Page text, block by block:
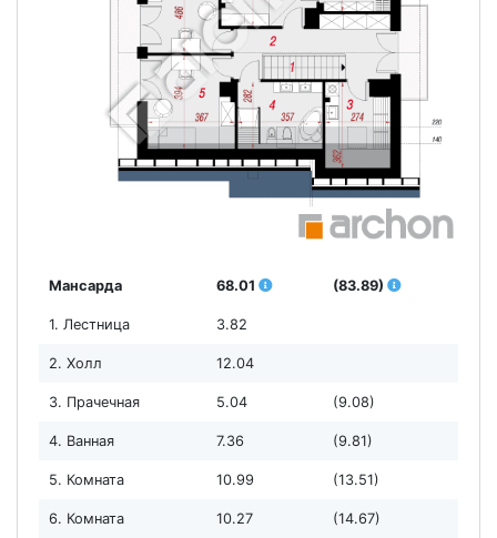
Мансарда 68.01 (83.89)
1. Лестница 3.82
2. Холл 12.04
3. Прачечная 5.04 (9.08)
4. Ванная 7.36 (9.81)
5. Комната 10.99 (13.51)
6. Комната 10.27 (14.67)